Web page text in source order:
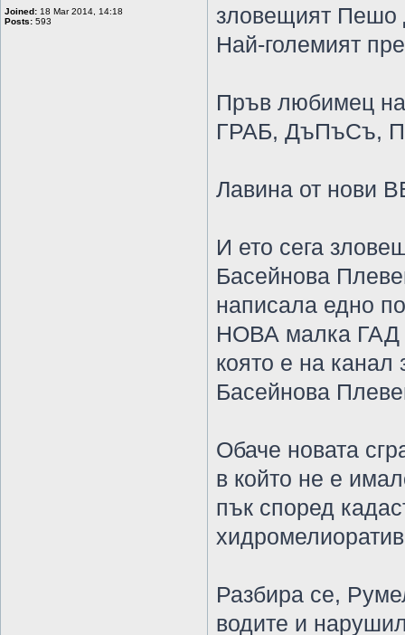
Joined: 18 Mar 2014, 14:18
Posts: 593
зловещият Пешо
Най-големият
Пръв любимец на
ГРАБ, ДъПъСъ,
Лавина от нови
И ето сега
Басейнова
написала едно
НОВА малка ГАД
която е на
Басейнова
Обаче новата
в който не е
пък според
Разбира се,
водите и